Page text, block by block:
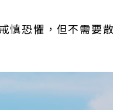
慎恐懼，但不需要